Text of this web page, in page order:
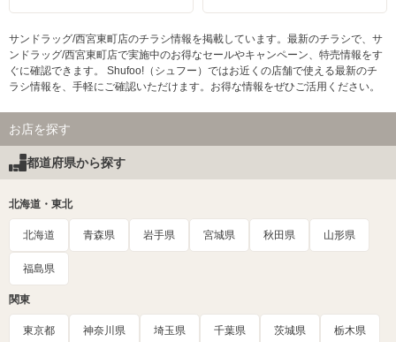
サンドラッグ/西宮東町店のチラシ情報を掲載しています。最新のチラシで、サ
ンドラッグ/西宮東町店で実施中のお得なセールやキャンペーン、特売情報をす
ぐに確認できます。 Shufoo!（シュフー）ではお近くの店舗で使える最新のチ
ラシ情報を、手軽にご確認いただけます。お得な情報をぜひご活用ください。
お店を探す
都道府県から探す
北海道・東北
北海道 青森県 岩手県 宮城県 秋田県 山形県
福島県
関東
東京都 神奈川県 埼玉県 千葉県 茨城県 栃木県